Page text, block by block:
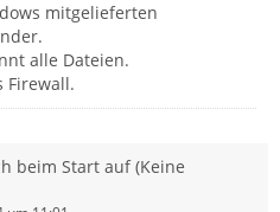
mitgelieferten
alle Dateien.
Firewall.
beim Start auf (Keine